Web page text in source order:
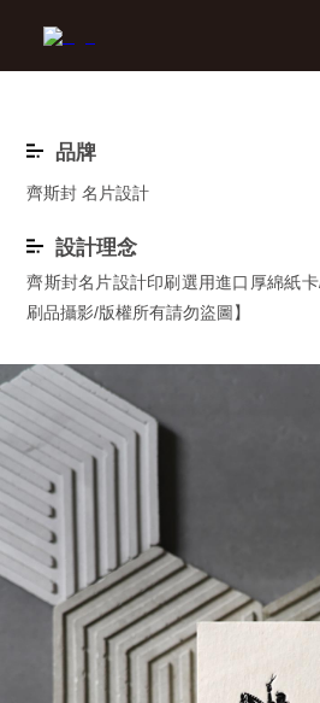
品牌
齊斯封 名片設計
設計理念
齊斯封名片設計印刷選用進口厚綿紙
刷品攝影/版權所有請勿盜圖】